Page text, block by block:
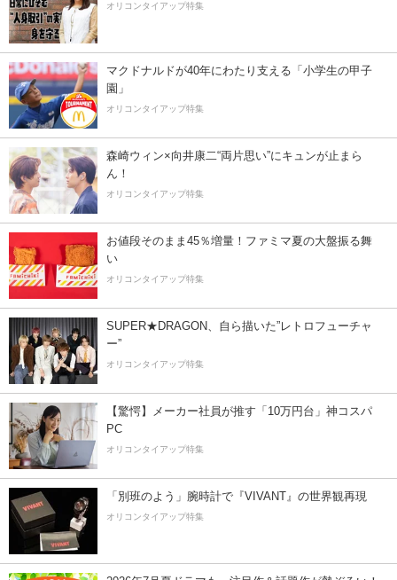
オリコンタイアップ特集
マクドナルドが40年にわたり支える「小学生の甲子
園」
オリコンタイアップ特集
森崎ウィン×向井康二“両片思い”にキュンが止まら
ん！
オリコンタイアップ特集
お値段そのまま45％増量！ファミマ夏の大盤振る舞
い
オリコンタイアップ特集
SUPER★DRAGON、自ら描いた”レトロフューチャ
ー”
オリコンタイアップ特集
【驚愕】メーカー社員が推す「10万円台」神コスパ
PC
オリコンタイアップ特集
「別班のよう」腕時計で『VIVANT』の世界観再現
オリコンタイアップ特集